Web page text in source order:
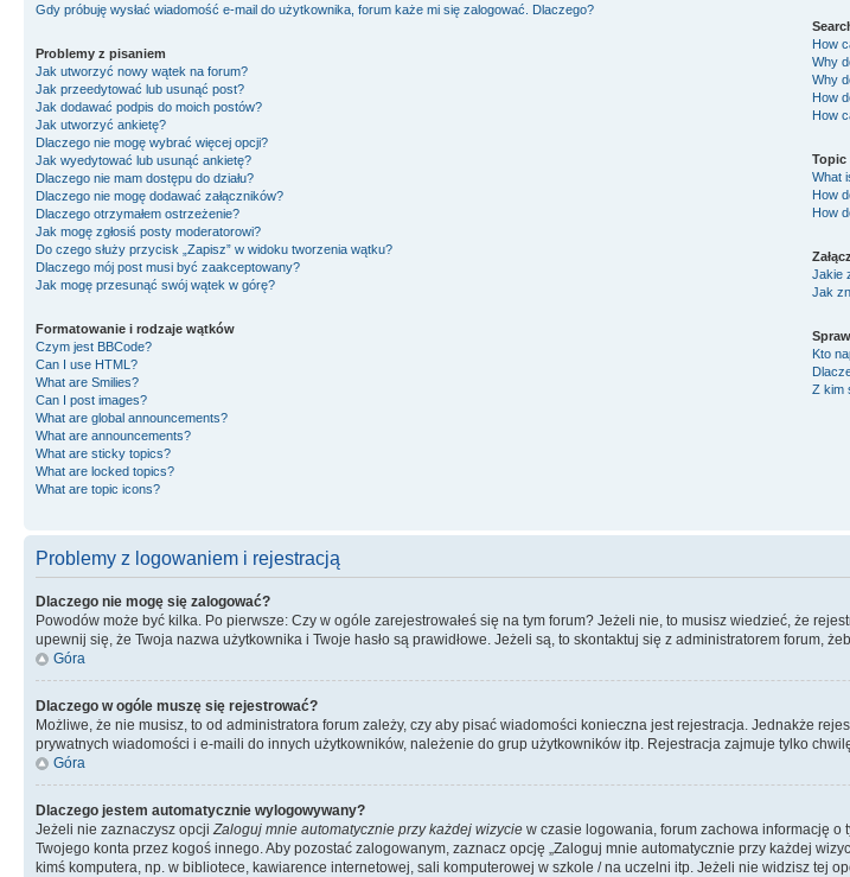
Gdy próbuję wysłać wiadomość e-mail do użytkownika, forum każe mi się zalogować. Dlaczego?
Problemy z pisaniem
Jak utworzyć nowy wątek na forum?
Jak przeedytować lub usunąć post?
Jak dodawać podpis do moich postów?
Jak utworzyć ankietę?
Dlaczego nie mogę wybrać więcej opcji?
Jak wyedytować lub usunąć ankietę?
Dlaczego nie mam dostępu do działu?
Dlaczego nie mogę dodawać załączników?
Dlaczego otrzymałem ostrzeżenie?
Jak mogę zgłosiś posty moderatorowi?
Do czego służy przycisk „Zapisz” w widoku tworzenia wątku?
Dlaczego mój post musi być zaakceptowany?
Jak mogę przesunąć swój wątek w górę?
Formatowanie i rodzaje wątków
Czym jest BBCode?
Can I use HTML?
What are Smilies?
Can I post images?
What are global announcements?
What are announcements?
What are sticky topics?
What are locked topics?
What are topic icons?
How
Why
Why
How
How
Topic
What
How
How
Jakie
Jak
Kto
Z kim
Problemy z logowaniem i rejestracją
Dlaczego nie mogę się zalogować?
Powodów może być kilka. Po pierwsze: Czy w ogóle zarejestrowałeś się na tym forum? Jeżeli nie, to musisz wiedzieć, że
upewnij się, że Twoja nazwa użytkownika i Twoje hasło są prawidłowe. Jeżeli są, to skontaktuj się z administratorem forum,
Góra
Dlaczego w ogóle muszę się rejestrować?
Możliwe, że nie musisz, to od administratora forum zależy, czy aby pisać wiadomości konieczna jest rejestracja. Jednakże
prywatnych wiadomości i e-maili do innych użytkowników, należenie do grup użytkowników itp. Rejestracja zajmuje tylko
Góra
Dlaczego jestem automatycznie wylogowywany?
Jeżeli nie zaznaczysz opcjiZaloguj mnie automatycznie przy każdej wizycie w czasie logowania, forum zachowa informację o
Twojego konta przez kogoś innego. Aby pozostać zalogowanym, zaznacz opcję „Zaloguj mnie automatycznie przy każdej
kimś komputera, np. w bibliotece, kawiarence internetowej, sali komputerowej w szkole / na uczelni itp. Jeżeli nie widzisz tej